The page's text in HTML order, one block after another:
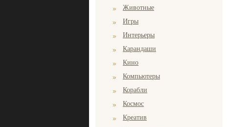
Животные
Игры
Интерьеры
Карандаши
Кино
Компьютеры
Корабли
Космос
Креатив